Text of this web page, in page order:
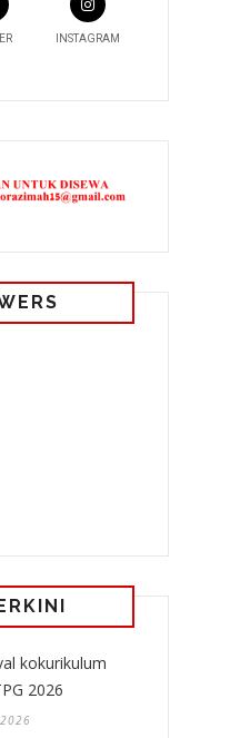
INSTAGRAM
kokurikulum
2026